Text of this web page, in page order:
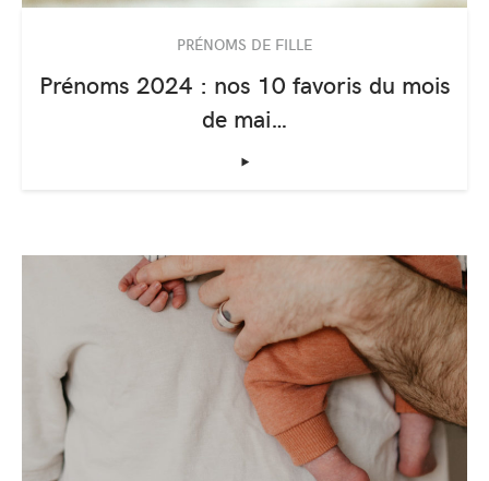
PRÉNOMS DE FILLE
Prénoms 2024 : nos 10 favoris du mois
de mai…
‣